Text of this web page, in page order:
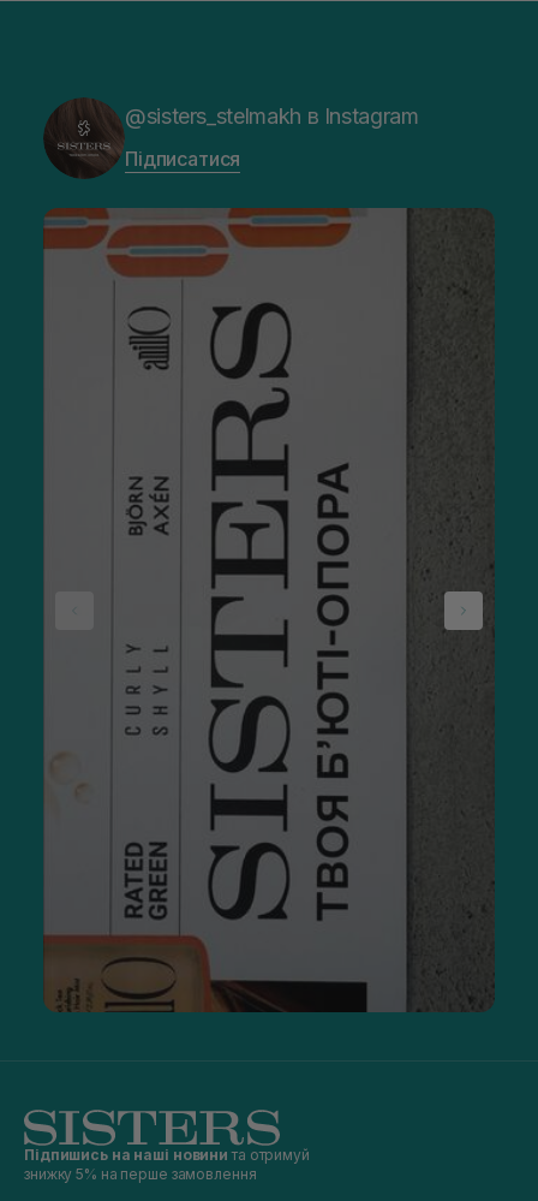
@sisters_stelmakh в Instagram
Підписатися
Підпишись на наші новини та отримуй
знижку 5% на перше замовлення